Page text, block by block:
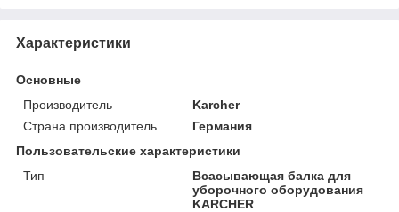
Характеристики
Основные
Производитель
Karcher
Страна производитель
Германия
Пользовательские характеристики
Тип
Всасывающая балка для
уборочного оборудования
KARCHER